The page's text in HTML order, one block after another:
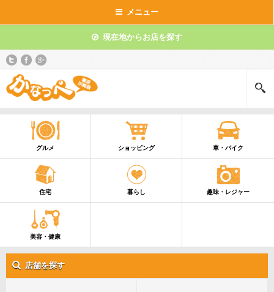
メニュー
現在地からお店を探す
グルメ ショッピング 車・バイク
住宅 暮らし 趣味・レジャー
美容・健康
店舗を探す